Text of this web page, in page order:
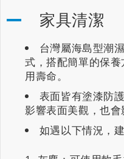
家具清潔
台灣屬海島型潮
式，搭配簡單的保
用壽命。
表面皆有塗漆防
影響表面美觀，也會
如遇以下情況，